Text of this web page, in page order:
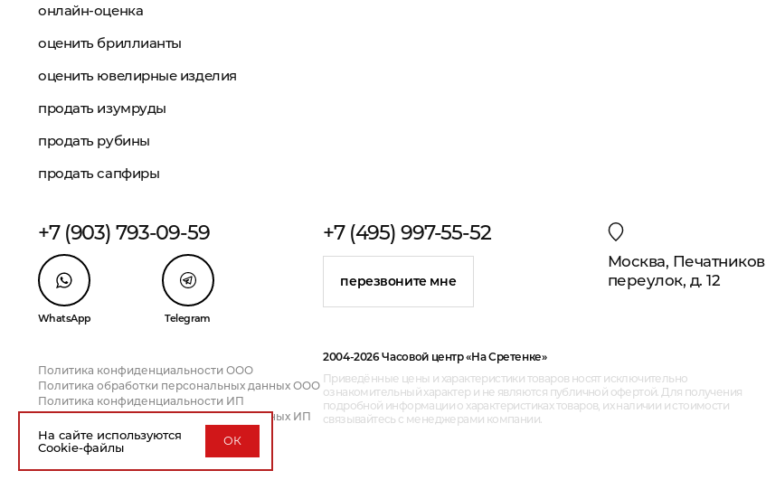
онлайн-оценка
оценить бриллианты
оценить ювелирные изделия
продать изумруды
продать рубины
продать сапфиры
+7 (903) 793-09-59
WhatsApp Telegram
+7 (495) 997-55-52
перезвоните мне
Москва, Печатников
переулок, д. 12
Политика конфиденциальности ООО
Политика обработки персональных данных ООО
Политика конфиденциальности ИП
Политика обработки персональных данных ИП
2004-2026 Часовой центр «На Сретенке»
Приведённые цены и характеристики товаров носят исключительно
ознакомительный характер и не являются публичной офертой. Для получения
подробной информации о характеристиках товаров, их наличии и стоимости
связывайтесь с менеджерами компании.
На сайте используются
Cookie-файлы
ОК